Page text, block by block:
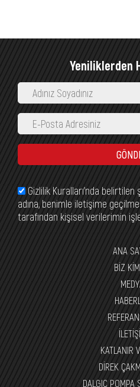
Yeniliklerden
Gizlilik Kuralları’nda
adına, benimle iletişime
tarafından kişisel verilerimin
ANA
BİZ
KATLANIR
DİREK
DALGIÇ POMPA